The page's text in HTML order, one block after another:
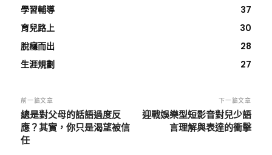
學習輔導
37
育兒路上
30
脫癮而出
28
生涯規劃
27
前一篇文章
總是對父母的話語過度反
應？其實，你只是渴望被信
任
下一篇文章
迎戰娛樂型短影音對兒少語
言理解與表達的衝擊